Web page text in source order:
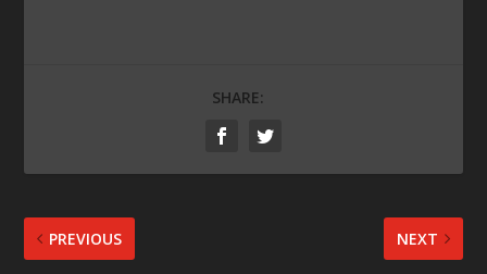
SHARE:
PREVIOUS NEXT